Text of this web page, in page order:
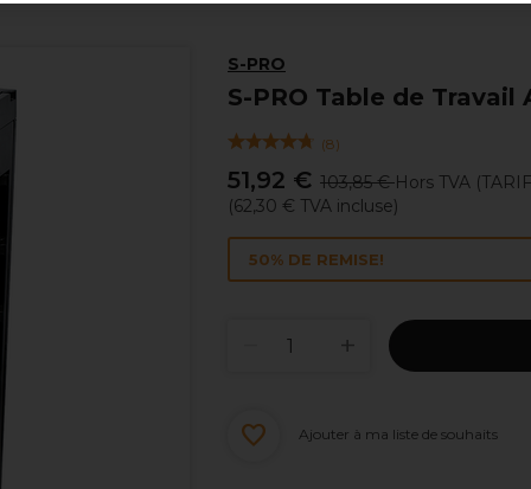
S-PRO
S-PRO Table de Travail
(8)
51,92 € 103,85 €Hors TVA
(62,30 € TVA incluse)
50% DE REMISE!
Ajouter à ma liste de souhaits